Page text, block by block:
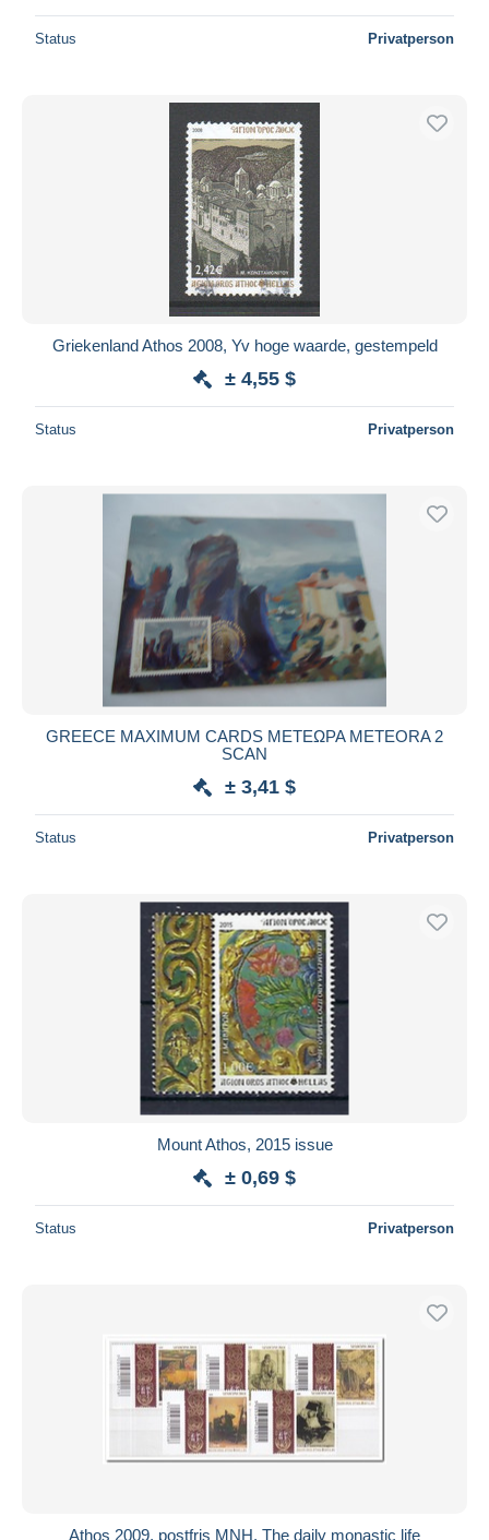
Status Privatperson
Griekenland Athos 2008, Yv hoge waarde, gestempeld
± 4,55 $
Status Privatperson
GREECE MAXIMUM CARDS ΜΕΤΕΩΡΑ METEORA 2
SCAN
± 3,41 $
Status Privatperson
Mount Athos, 2015 issue
± 0,69 $
Status Privatperson
Athos 2009, postfris MNH, The daily monastic life